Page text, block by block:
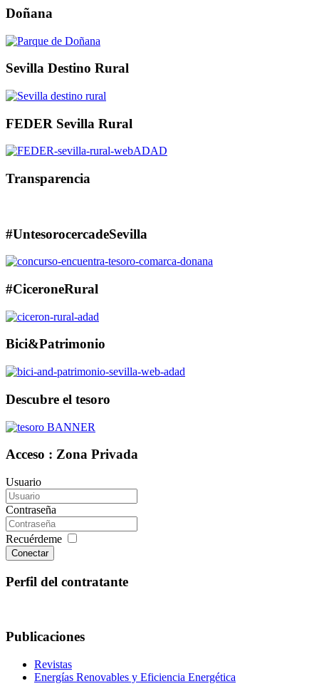
Doñana
Sevilla Destino Rural
FEDER Sevilla Rural
Transparencia
#UntesorocercadeSevilla
#CiceroneRural
Bici&Patrimonio
Descubre el tesoro
Acceso : Zona Privada
Usuario
Contraseña
Recuérdeme
Conectar
Perfil del contratante
Publicaciones
Revistas
Energías Renovables y Eficiencia Energética